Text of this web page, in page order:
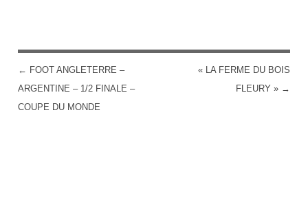
POST NAVIGATION
← FOOT ANGLETERRE –
ARGENTINE – 1/2 FINALE –
COUPE DU MONDE
« LA FERME DU BOIS
FLEURY » →